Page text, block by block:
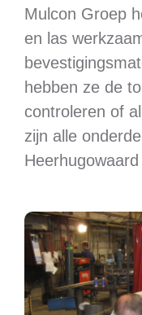
Mulcon Groep
en las
hebben ze de
controleren of
zijn alle